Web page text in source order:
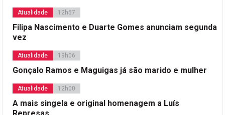
Atualidade 12h57
Filipa Nascimento e Duarte Gomes anunciam segunda
vez
Atualidade 19h06
Gonçalo Ramos e Maguigas já são marido e mulher
Atualidade 12h00
A mais singela e original homenagem a Luís